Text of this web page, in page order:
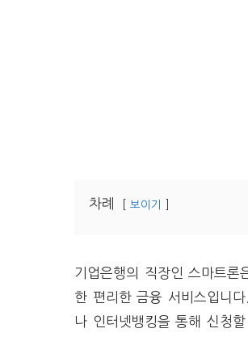
차례 보이기
기업은행의 직장인 스마트
한 편리한 금융 서비스입니
나 인터넷뱅킹을 통해 신청